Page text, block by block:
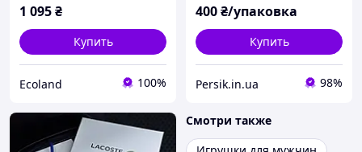
1 095₴
Купить
Ecoland 100%
400₴/упаковка
Купить
Persik.in.ua 98%
Смотри также